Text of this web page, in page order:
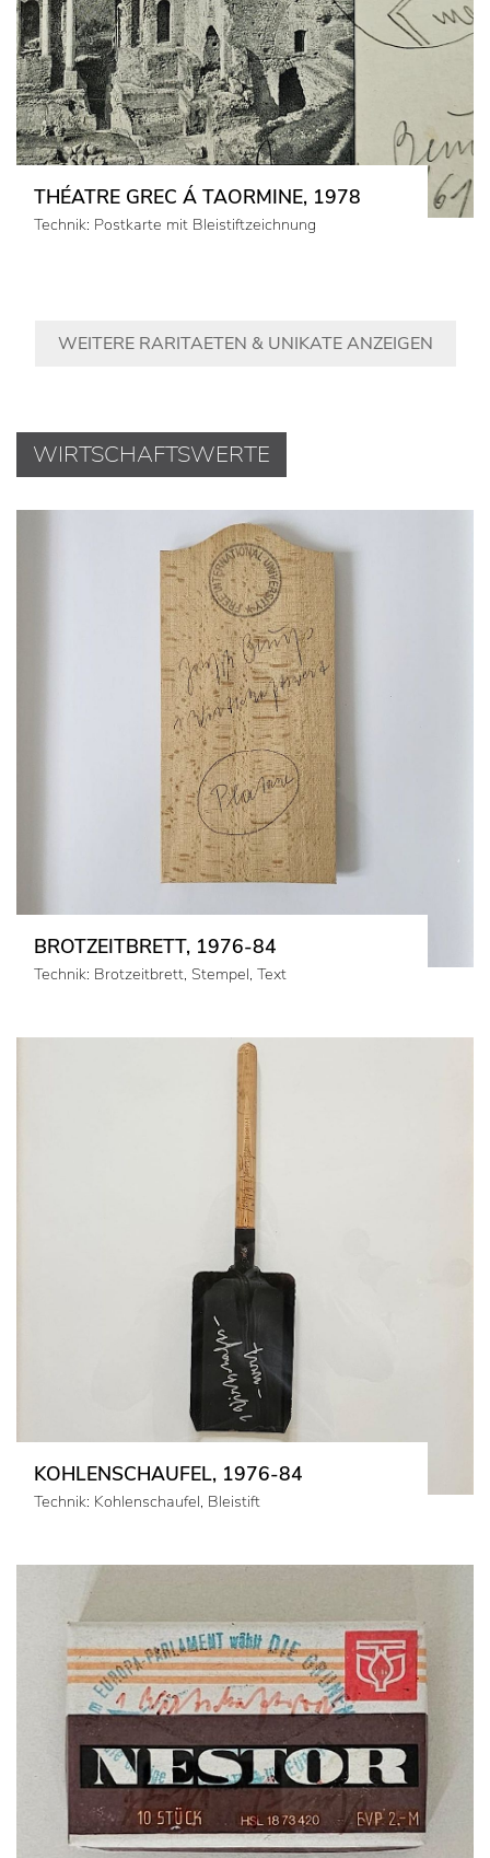
THÉATRE GREC Á TAORMINE, 1978
Technik: Postkarte mit Bleistiftzeichnung
WEITERE RARITAETEN & UNIKATE ANZEIGEN
WIRTSCHAFTSWERTE
BROTZEITBRETT, 1976-84
Technik: Brotzeitbrett, Stempel, Text
KOHLENSCHAUFEL, 1976-84
Technik: Kohlenschaufel, Bleistift